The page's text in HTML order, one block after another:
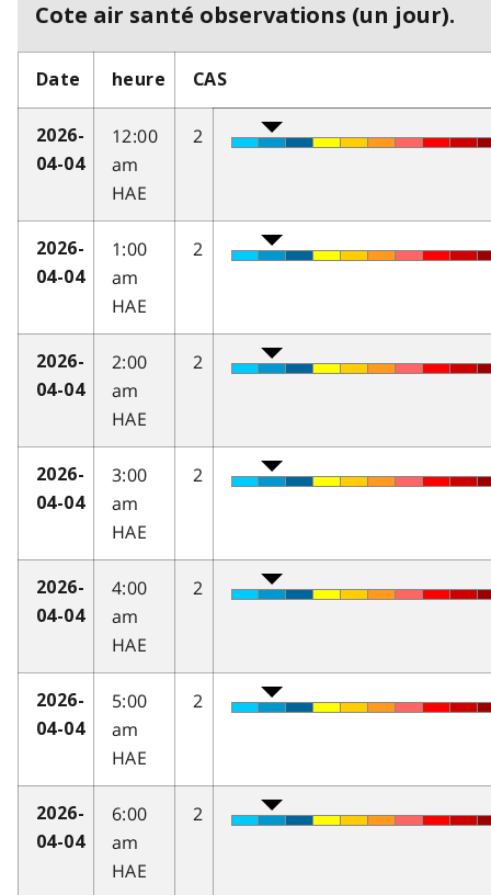
Cote air santé observations (un jour).
Date heure CAS
2026-
04-04
12:00
am
HAE
2
2026-
04-04
1:00
am
HAE
2
2026-
04-04
2:00
am
HAE
2
2026-
04-04
3:00
am
HAE
2
2026-
04-04
4:00
am
HAE
2
2026-
04-04
5:00
am
HAE
2
2026-
04-04
6:00
am
HAE
2